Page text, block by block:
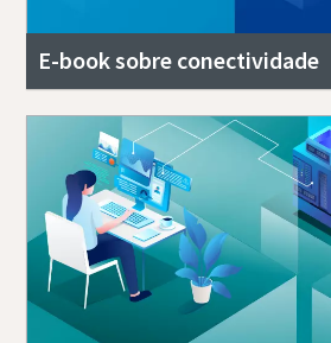
E-book sobre conectividade